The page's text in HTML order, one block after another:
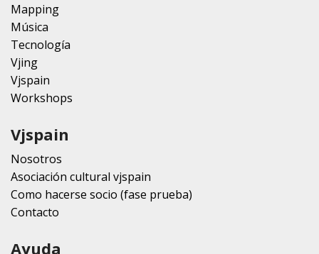
Mapping
Música
Tecnología
Vjing
Vjspain
Workshops
Vjspain
Nosotros
Asociación cultural vjspain
Como hacerse socio (fase prueba)
Contacto
Ayuda